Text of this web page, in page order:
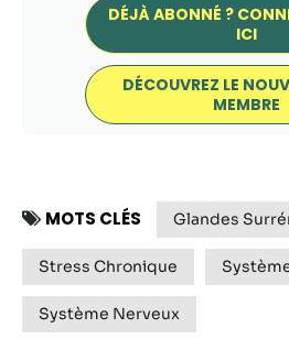
DÉJÀ ABONNÉ ?
ICI
DÉCOUVREZ LE
MEMBRE
MOTS CLÉS Glandes
Stress Chronique
Système Nerveux